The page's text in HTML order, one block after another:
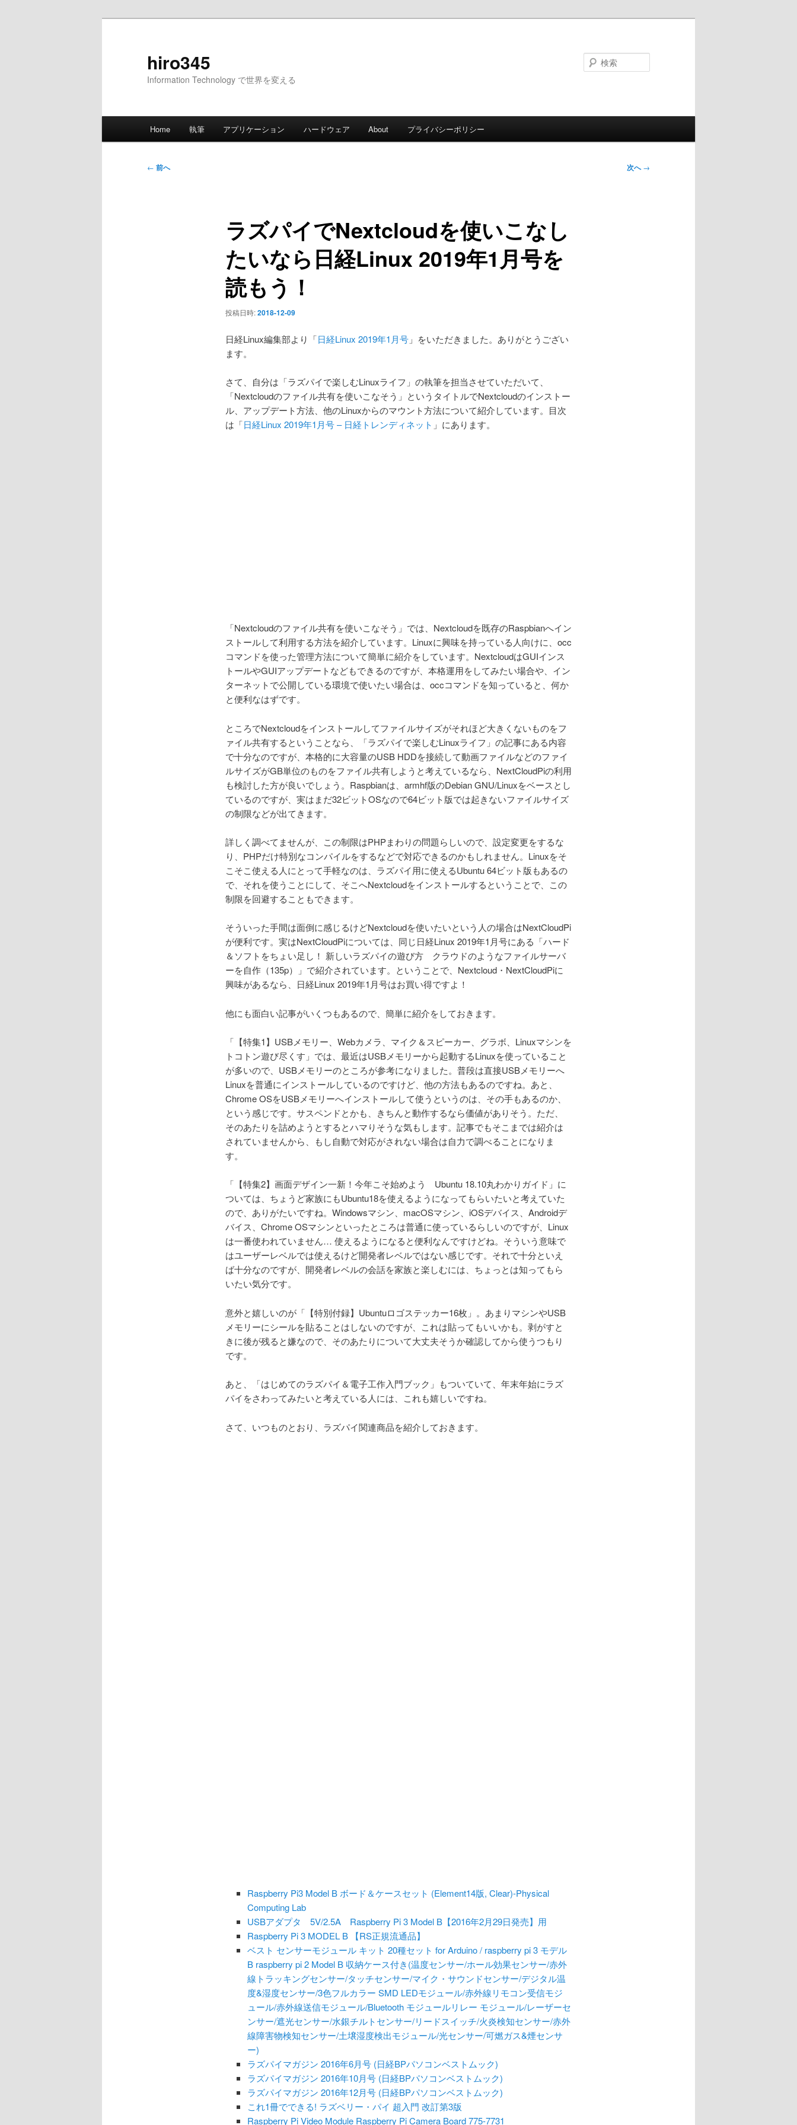
hiro345
Information Technology で世界を変える
Home 執筆 アプリケーション ハードウェア About プライバシーポリシー
投
← 前へ 次へ→
ラズパイでNextcloudを使いこなし
たいなら日経Linux 2019年1月号を
読もう！
投稿日時:2018-12-09
日経Linux編集部より「日経Linux 2019年1月号」をいただきました。ありがとうござい
ます。
さて、自分は「ラズパイで楽しむLinuxライフ」の執筆を担当させていただいて、
「Nextcloudのファイル共有を使いこなそう」というタイトルでNextcloudのインストー
ル、アップデート方法、他のLinuxからのマウント方法について紹介しています。目次
は「日経Linux 2019年1月号 – 日経トレンディネット 」にあります。
「Nextcloudのファイル共有を使いこなそう」では、Nextcloudを既存のRaspbianへイン
ストールして利用する方法を紹介しています。Linuxに興味を持っている人向けに、occ
コマンドを使った管理方法について簡単に紹介をしています。NextcloudはGUIインス
トールやGUIアップデートなどもできるのですが、本格運用をしてみたい場合や、イン
ターネットで公開している環境で使いたい場合は、occコマンドを知っていると、何か
と便利なはずです。
ところでNextcloudをインストールしてファイルサイズがそれほど大きくないものをフ
ァイル共有するということなら、「ラズパイで楽しむLinuxライフ」の記事にある内容
で十分なのですが、本格的に大容量のUSB HDDを接続して動画ファイルなどのファイ
ルサイズがGB単位のものをファイル共有しようと考えているなら、NextCloudPiの利用
も検討した方が良いでしょう。Raspbianは、armhf版のDebian GNU/Linuxをベースとし
ているのですが、実はまだ32ビットOSなので64ビット版では起きないファイルサイズ
の制限などが出てきます。
詳しく調べてませんが、この制限はPHPまわりの問題らしいので、設定変更をするな
り、PHPだけ特別なコンパイルをするなどで対応できるのかもしれません。Linuxをそ
こそこ使える人にとって手軽なのは、ラズパイ用に使えるUbuntu 64ビット版もあるの
で、それを使うことにして、そこへNextcloudをインストールするということで、この
制限を回避することもできます。
そういった手間は面倒に感じるけどNextcloudを使いたいという人の場合はNextCloudPi
が便利です。実はNextCloudPiについては、同じ日経Linux 2019年1月号にある「ハード
＆ソフトをちょい足し！ 新しいラズパイの遊び方 クラウドのようなファイルサーバ
ーを自作（135p）」で紹介されています。ということで、Nextcloud・NextCloudPiに
興味があるなら、日経Linux 2019年1月号はお買い得ですよ！
他にも面白い記事がいくつもあるので、簡単に紹介をしておきます。
「【特集1】USBメモリー、Webカメラ、マイク＆スピーカー、グラボ、Linuxマシンを
トコトン遊び尽くす」では、最近はUSBメモリーから起動するLinuxを使っていること
が多いので、USBメモリーのところが参考になりました。普段は直接USBメモリーへ
Linuxを普通にインストールしているのですけど、他の方法もあるのですね。あと、
Chrome OSをUSBメモリーへインストールして使うというのは、その手もあるのか、
という感じです。サスペンドとかも、きちんと動作するなら価値がありそう。ただ、
そのあたりを詰めようとするとハマりそうな気もします。記事でもそこまでは紹介は
されていませんから、もし自動で対応がされない場合は自力で調べることになりま
す。
「【特集2】画面デザイン一新！今年こそ始めよう Ubuntu 18.10丸わかりガイド」に
ついては、ちょうど家族にもUbuntu18を使えるようになってもらいたいと考えていた
ので、ありがたいですね。Windowsマシン、macOSマシン、iOSデバイス、Androidデ
バイス、Chrome OSマシンといったところは普通に使っているらしいのですが、Linux
は一番使われていません… 使えるようになると便利なんですけどね。そういう意味で
はユーザーレベルでは使えるけど開発者レベルではない感じです。それで十分といえ
ば十分なのですが、開発者レベルの会話を家族と楽しむには、ちょっとは知ってもら
いたい気分です。
意外と嬉しいのが「【特別付録】Ubuntuロゴステッカー16枚」。あまりマシンやUSB
メモリーにシールを貼ることはしないのですが、これは貼ってもいいかも。剥がすと
きに後が残ると嫌なので、そのあたりについて大丈夫そうか確認してから使うつもり
です。
あと、「はじめてのラズパイ＆電子工作入門ブック」もついていて、年末年始にラズ
パイをさわってみたいと考えている人には、これも嬉しいですね。
さて、いつものとおり、ラズパイ関連商品を紹介しておきます。
Raspberry Pi3 Model B ボード＆ケースセット (Element14版, Clear)-Physical
Computing Lab
USBアダプタ 5V/2.5A Raspberry Pi 3 Model B【2016年2月29日発売】用
Raspberry Pi 3 MODEL B 【RS正規流通品】
ベスト センサーモジュール キット 20種セット for Arduino / raspberry pi 3 モデル
B raspberry pi 2 Model B 収納ケース付き(温度センサー/ホール効果センサー/赤外
線トラッキングセンサー/タッチセンサー/マイク・サウンドセンサー/デジタル温
度&湿度センサー/3色フルカラー SMD LEDモジュール/赤外線リモコン受信モジ
ュール/赤外線送信モジュール/Bluetooth モジュールリレー モジュール/レーザーセ
ンサー/遮光センサー/水銀チルトセンサー/リードスイッチ/火炎検知センサー/赤外
線障害物検知センサー/土壌湿度検出モジュール/光センサー/可燃ガス&煙センサ
ー)
ラズパイマガジン 2016年6月号 (日経BPパソコンベストムック)
ラズパイマガジン 2016年10月号 (日経BPパソコンベストムック)
ラズパイマガジン 2016年12月号 (日経BPパソコンベストムック)
これ1冊でできる! ラズベリー・パイ 超入門 改訂第3版
Raspberry Pi Video Module Raspberry Pi Camera Board 775-7731